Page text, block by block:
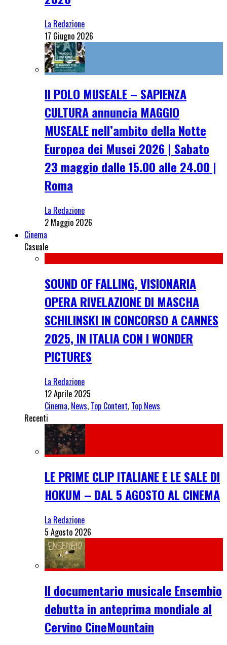
La Redazione
17 Giugno 2026
Il POLO MUSEALE – SAPIENZA
CULTURA annuncia MAGGIO
MUSEALE nell’ambito della Notte
Europea dei Musei 2026 | Sabato
23 maggio dalle 15.00 alle 24.00 |
Roma
La Redazione
2 Maggio 2026
Cinema
Casuale
SOUND OF FALLING, VISIONARIA
OPERA RIVELAZIONE DI MASCHA
SCHILINSKI IN CONCORSO A CANNES
2025, IN ITALIA CON I WONDER
PICTURES
La Redazione
12 Aprile 2025
Cinema, News, Top Content, Top News
Recenti
LE PRIME CLIP ITALIANE E LE SALE DI
HOKUM – DAL 5 AGOSTO AL CINEMA
La Redazione
5 Agosto 2026
Il documentario musicale Ensembio
debutta in anteprima mondiale al
Cervino CineMountain